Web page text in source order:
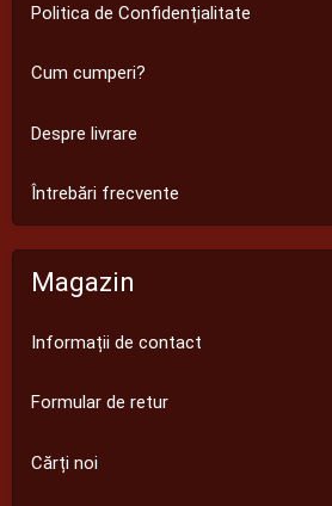
Politica de Confidențialitate
Cum cumperi?
Despre livrare
Întrebări frecvente
Magazin
Informații de contact
Formular de retur
Cărți noi